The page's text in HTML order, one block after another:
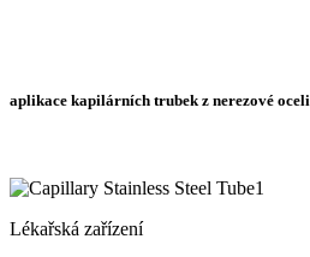
aplikace kapilárních trubek z nerezové oceli
Lékařská zařízení